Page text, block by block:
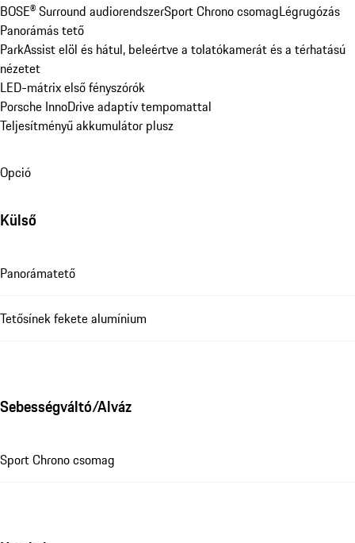
BOSE® Surround audiorendszerSport Chrono csomagLégrugózás
Panorámás tető
ParkAssist elöl és hátul, beleértve a tolatókamerát és a térhatású
nézetet
LED-mátrix első fényszórók
Porsche InnoDrive adaptív tempomattal
Teljesítményű akkumulátor plusz
Opció
Külső
Panorámatető
Tetősínek fekete alumínium
Sebességváltó/Alváz
Sport Chrono csomag